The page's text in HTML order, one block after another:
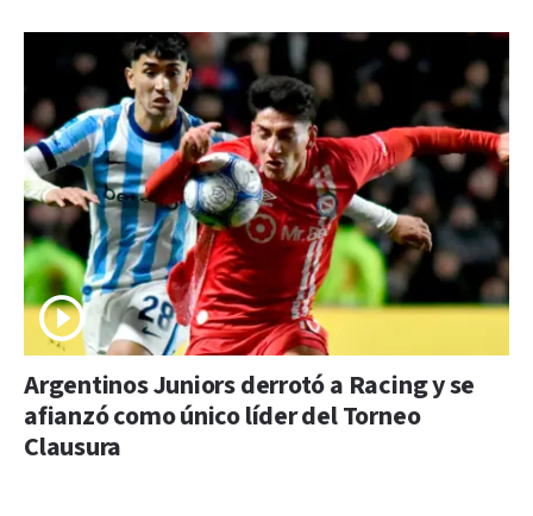
Argentinos Juniors derrotó a Racing y se
afianzó como único líder del Torneo
Clausura